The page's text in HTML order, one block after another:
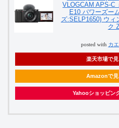
VLOGCAM APS-C
E10 パワーズー
ズ:SELP1650) ウィ
ク
posted with カ
楽天市場で見
Amazonで見
Yahooショッピン